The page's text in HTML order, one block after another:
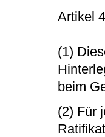
Artikel
(1)
beim
(2) Für